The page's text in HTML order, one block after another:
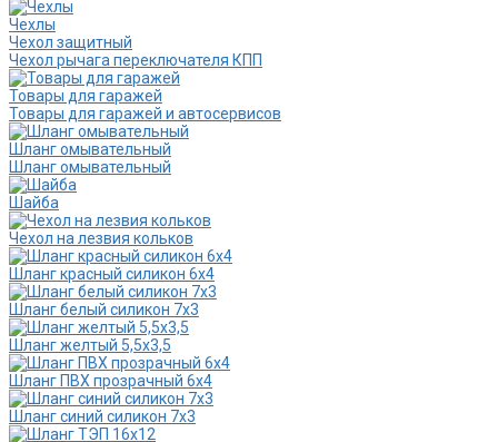
Чехлы
Чехол защитный
Чехол рычага переключателя КПП
Товары для гаражей
Товары для гаражей и автосервисов
Шланг омывательный
Шланг омывательный
Шайба
Чехол на лезвия кольков
Шланг красный силикон 6х4
Шланг белый силикон 7х3
Шланг желтый 5,5х3,5
Шланг ПВХ прозрачный 6х4
Шланг синий силикон 7х3